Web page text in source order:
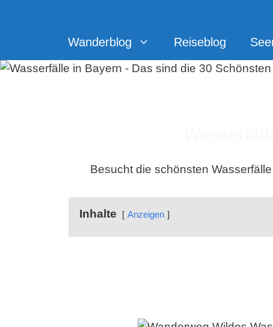
Wanderblog Reiseblog
Besucht die schönsten
Inhalte Anzeigen